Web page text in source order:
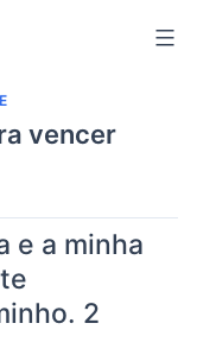
vencer
e a minha
2